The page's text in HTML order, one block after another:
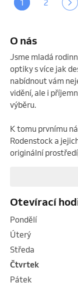
1 2
O nás
Jsme mladá
optiky s více jak
nabídnout vám
vidění, ale i
výběru.
K tomu prvnímu
Rodenstock a
originální
Otevírací
pondělí
úterý
středa
čtvrtek
pátek